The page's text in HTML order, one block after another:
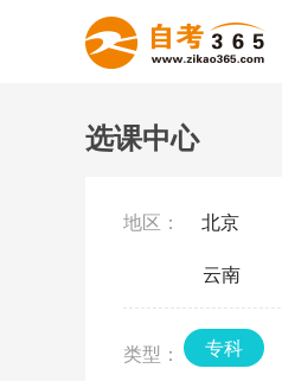
选课中心
地区： 北京
云南
类型： 专科